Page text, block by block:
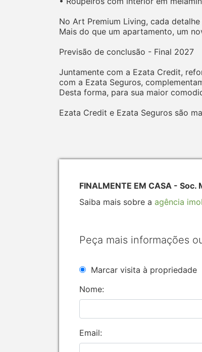
No Art Premium Living, cada
Mais do que um apartamento, um
Previsão de conclusão - Final 2027
Juntamente com a Ezata Credit,
com a Ezata Seguros,
Desta forma, para sua maior
Ezata Credit e Ezata Seguros são
FINALMENTE EM CASA -
Saiba mais sobre a agência
Peça mais informações
Marcar visita à propriedade
Nome:
Email: